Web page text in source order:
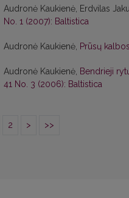
Audronė Kaukienė, Erdvilas
No. 1 (2007): Baltistica
Audronė Kaukienė, Prūsų
Audronė Kaukienė, Bendrieji
41 No. 3 (2006): Baltistica
2 > >>